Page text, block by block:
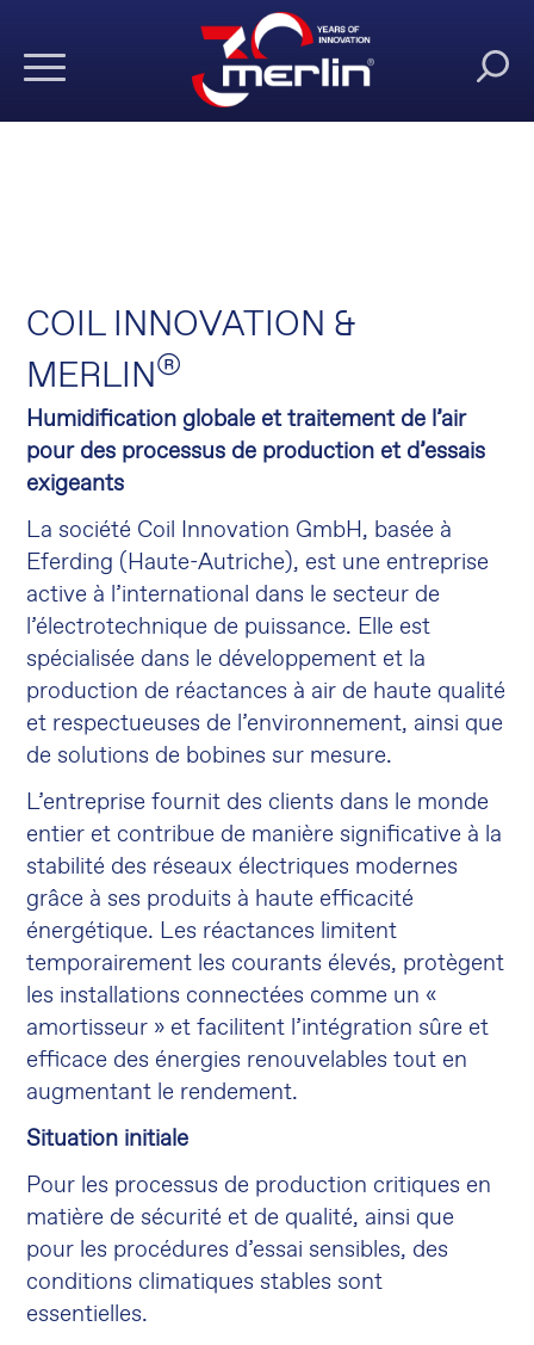
COIL INNOVATION &
MERLIN®
Humidification globale et traitement de l’air
pour des processus de production et d’essais
exigeants
La société Coil Innovation GmbH, basée à
Eferding (Haute-Autriche), est une entreprise
active à l’international dans le secteur de
l’électrotechnique de puissance. Elle est
spécialisée dans le développement et la
production de réactances à air de haute qualité
et respectueuses de l’environnement, ainsi que
de solutions de bobines sur mesure.
L’entreprise fournit des clients dans le monde
entier et contribue de manière significative à la
stabilité des réseaux électriques modernes
grâce à ses produits à haute efficacité
énergétique. Les réactances limitent
temporairement les courants élevés, protègent
les installations connectées comme un «
amortisseur » et facilitent l’intégration sûre et
efficace des énergies renouvelables tout en
augmentant le rendement.
Situation initiale
Pour les processus de production critiques en
matière de sécurité et de qualité, ainsi que
pour les procédures d’essai sensibles, des
conditions climatiques stables sont
essentielles.